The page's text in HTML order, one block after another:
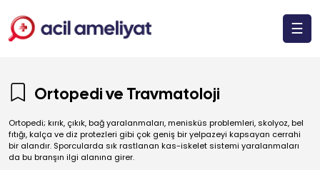
☰
Ortopedi ve Travmatoloji
Ortopedi; kırık, çıkık, bağ yaralanmaları, menisküs problemleri, skolyoz, bel
fıtığı, kalça ve diz protezleri gibi çok geniş bir yelpazeyi kapsayan cerrahi
bir alandır. Sporcularda sık rastlanan kas-iskelet sistemi yaralanmaları
da bu branşın ilgi alanına girer.